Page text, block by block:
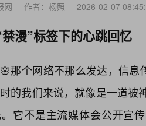
网 作者：杨照 2026-02-07
漫”标签下的心跳回忆
那个网络不那么发达，信息
的我们来说，就像是一道被
它不是主流媒体会公开宣